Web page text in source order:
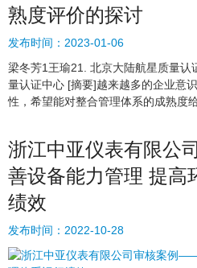
熟度评价的探讨
发布时间： 2023-01-06
梁冬芳1王瑜21. 北京大陆航星质量认
量认证中心 [摘要]越来越多的企业意
性，希望能对整合管理体系的成熟度
浙江中亚仪表有限
善设备能力管理 提高
绩效
发布时间： 2022-10-28